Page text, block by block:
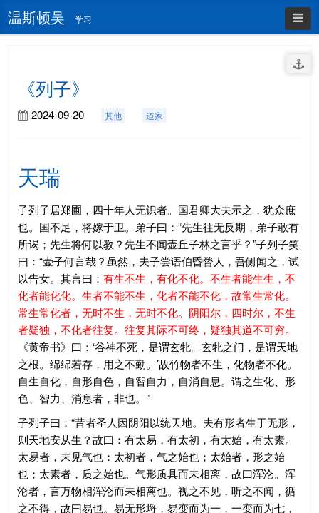
温斯顿吴 学习
《列子》
2024-09-20 其他 道家
天瑞
子列子居郑圃，四十年人无识者。国君卿大夫示之，犹众庶
也。国不足，将嫁于卫。弟子曰：“先生往无反期，弟子敢有
所谒；先生将何以教？先生不闻壶丘子林之言乎？”子列子笑
曰：“壶子何言哉？虽然，夫子尝语伯昏瞀人，吾侧闻之，试
以告女。其言曰：有生不生，有化不化。不生者能生生，不
化者能化化。生者不能不生，化者不能不化，故常生常化。
常生常化者，无时不生，无时不化。阴阳尔，四时尔，不生
者疑独，不化者往复。往复其际不可终，疑独其道不可穷。
《黄帝书》曰：‘谷神不死，是谓玄牝。玄牝之门，是谓天地
之根。绵绵若存，用之不勤。’故竹物者不生，化物者不化。
自生自化，自形自色，自智自力，自消自息。谓之生化、形
色、智力、消息者，非也。”
子列子曰：“昔者圣人因阴阳以统天地。夫有形者生于无形，
则天地安从生？故曰：有太易，有太初，有太始，有太素。
太易者，未见气也：太初者，气之始也；太始者，形之始
也；太素者，质之始也。气形质具而未相离，故曰浑沦。浑
沦者，言万物相浑沦而未相离也。视之不见，听之不闻，循
之不得，故曰易也。易无形埒，易变而为一，一变而为七，